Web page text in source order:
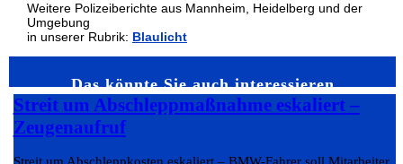
Weitere Polizeiberichte aus Mannheim, Heidelberg und der
Umgebung
in unserer Rubrik: Blaulicht
Das könnte Sie auch interessieren…
Streit um Abschleppmaßnahme eskaliert –
Zeugenaufruf